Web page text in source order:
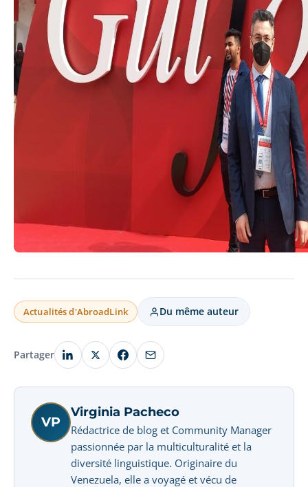
Actualités d'AbroadLink Du même auteur
Partager
VP
Virginia Pacheco
Rédactrice de blog et Community Manager
passionnée par la multiculturalité et la
diversité linguistique. Originaire du
Venezuela, elle a voyagé et vécu de